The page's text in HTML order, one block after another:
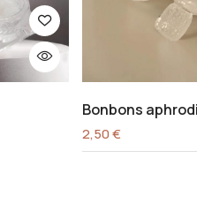
Bonbons
2,50€